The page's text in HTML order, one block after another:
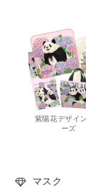
紫陽花デザイ
ーズ
マスク